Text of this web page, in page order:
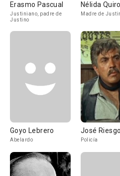
Erasmo Pascual
Justiniano, padre de
Justino
Nélida
Madre de
Goyo Lebrero
Abelardo
José Riesgo
Policía